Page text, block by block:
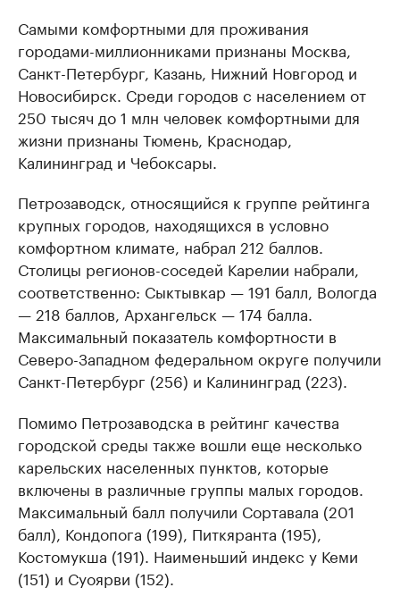
Самыми комфортными для проживания
городами-миллионниками признаны Москва,
Санкт-Петербург, Казань, Нижний Новгород и
Новосибирск. Среди городов с населением от
250 тысяч до 1 млн человек комфортными для
жизни признаны Тюмень, Краснодар,
Калининград и Чебоксары.
Петрозаводск, относящийся к группе рейтинга
крупных городов, находящихся в условно
комфортном климате, набрал 212 баллов.
Столицы регионов-соседей Карелии набрали,
соответственно: Сыктывкар — 191 балл, Вологда
— 218 баллов, Архангельск — 174 балла.
Максимальный показатель комфортности в
Северо-Западном федеральном округе получили
Санкт-Петербург (256) и Калининград (223).
Помимо Петрозаводска в рейтинг качества
городской среды также вошли еще несколько
карельских населенных пунктов, которые
включены в различные группы малых городов.
Максимальный балл получили Сортавала (201
балл), Кондопога (199), Питкяранта (195),
Костомукша (191). Наименьший индекс у Кеми
(151) и Суоярви (152).